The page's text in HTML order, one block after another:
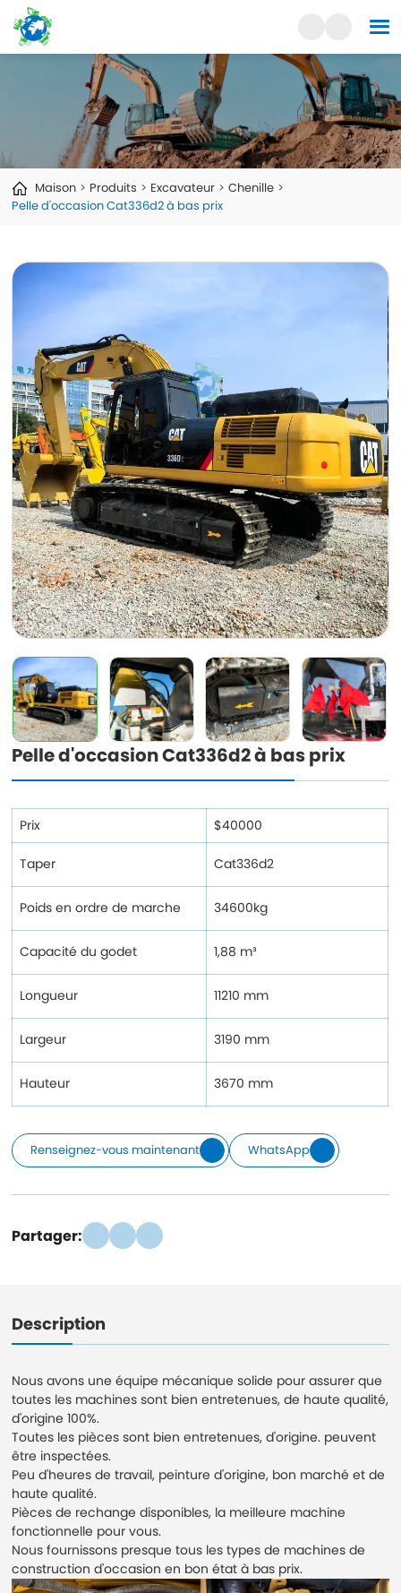
Maison Produits Excavateur
Chenille
Pelle d'occasion Cat336d2 à bas prix
Pelle d'occasion Cat336d2 à bas prix
Prix $40000
Taper Cat336d2
Poids en ordre de marche 34600kg
Capacité du godet 1,88 m³
Longueur 11210 mm
Largeur 3190 mm
Hauteur 3670 mm
Renseignez-vous maintenant WhatsApp
Partager:
Description
Nous avons une équipe mécanique solide pour assurer que
toutes les machines sont bien entretenues, de haute qualité,
d'origine 100%.
Toutes les pièces sont bien entretenues, d'origine. peuvent
être inspectées.
Peu d'heures de travail, peinture d'origine, bon marché et de
haute qualité.
Pièces de rechange disponibles, la meilleure machine
fonctionnelle pour vous.
Nous fournissons presque tous les types de machines de
construction d'occasion en bon état à bas prix.